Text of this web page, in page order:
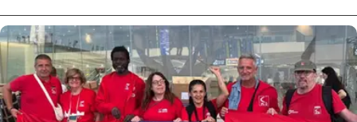
Le
trasmissioni
tv
Work
in
Progress